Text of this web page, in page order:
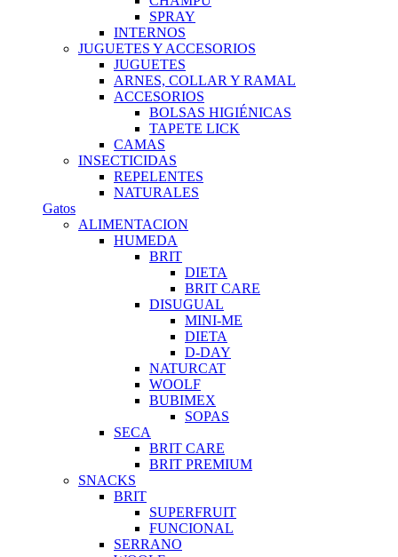
SPRAY
INTERNOS
JUGUETES Y ACCESORIOS
JUGUETES
ARNES, COLLAR Y RAMAL
ACCESORIOS
BOLSAS HIGIÉNICAS
TAPETE LICK
CAMAS
INSECTICIDAS
REPELENTES
NATURALES
Gatos
ALIMENTACION
HUMEDA
BRIT
DIETA
BRIT CARE
DISUGUAL
MINI-ME
DIETA
D-DAY
NATURCAT
WOOLF
BUBIMEX
SOPAS
SECA
BRIT CARE
BRIT PREMIUM
SNACKS
BRIT
SUPERFRUIT
FUNCIONAL
SERRANO